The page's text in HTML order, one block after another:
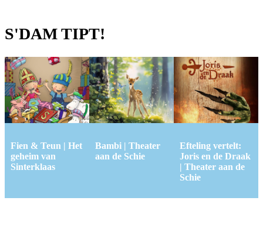
S'DAM TIPT!
Fien & Teun | Het
geheim van
Sinterklaas
Bambi | Theater
aan de Schie
Efteling vertelt:
Joris en de Draak
| Theater aan de
Schie